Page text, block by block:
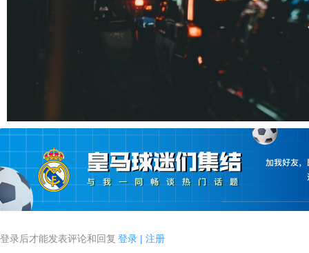
登录后才能发表评论和回复 登录 | 注册